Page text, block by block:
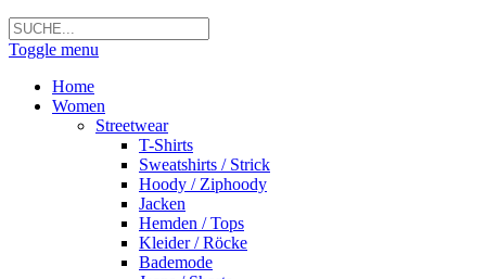
Toggle menu
Home
Women
Streetwear
T-Shirts
Sweatshirts / Strick
Hoody / Ziphoody
Jacken
Hemden / Tops
Kleider / Röcke
Bademode